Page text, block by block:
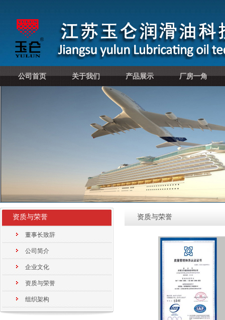
公司首页 关于我们 产品展示 厂房一角
资质与荣誉
董事长致辞
公司简介
企业文化
资质与荣誉
组织架构
资质与荣誉